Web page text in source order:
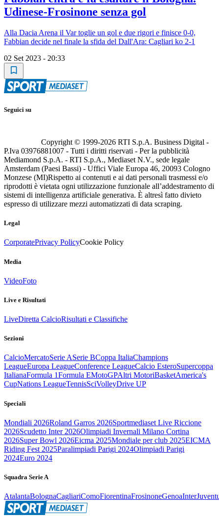
Udinese-Frosinone senza gol
Alla Dacia Arena il Var toglie un gol e due rigori e finisce 0-0,
Fabbian decide nel finale la sfida del Dall'Ara: Cagliari ko 2-1
02 Set 2023 - 20:33
Seguici su
Copyright © 1999-2026 RTI S.p.A. Business Digital -
P.Iva 03976881007 - Tutti i diritti riservati - Per la pubblicità
Mediamond S.p.A. - RTI S.p.A., Mediaset N.V., sede legale
Amsterdam (Paesi Bassi) - Uffici Viale Europa 46, 20093 Cologno
Monzese (MI)Rispetto ai contenuti e ai dati personali trasmessi e/o
riprodotti è vietata ogni utilizzazione funzionale all’addestramento di
sistemi di intelligenza artificiale generativa. È altresì fatto divieto
espresso di utilizzare mezzi automatizzati di data scraping.
Legal
CorporatePrivacy PolicyCookie Policy
Media
VideoFoto
Live e Risultati
LiveDiretta CalcioRisultati e Classifiche
Sezioni
CalcioMercatoSerie ASerie BCoppa ItaliaChampions
LeagueEuropa LeagueConference LeagueCalcio EsteroSupercoppa
ItalianaFormula 1Formula EMotoGPAltri MotoriBasketAmerica's
CupNations LeagueTennisSciVolleyDrive UP
Speciali
Mondiali 2026Roland Garros 2026Sportmediaset Live Riccione
2026Scudetto Inter 2026Olimpiadi Invernali Milano Cortina
2026Super Bowl 2026Eicma 2025Mondiale per club 2025EICMA
Riding Fest 2025Paralimpiadi Parigi 2024Olimpiadi Parigi
2024Euro 2024
Squadra Serie A
AtalantaBolognaCagliariComoFiorentinaFrosinoneGenoaInter